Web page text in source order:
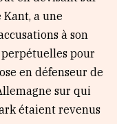
a une
à son
pour
en défenseur de
sur qui
étaient revenus